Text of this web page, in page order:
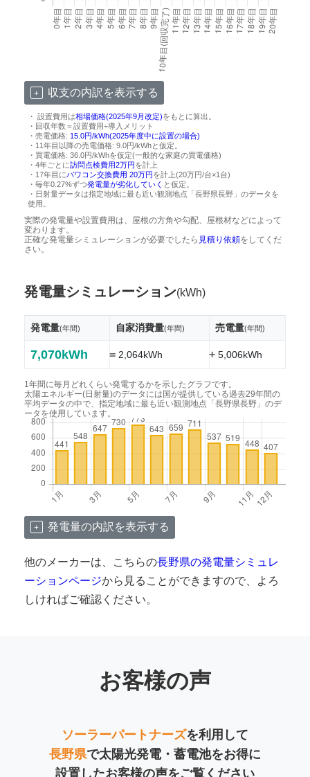
収支の内訳を表示する
・ 設置費用は相場価格(2025年9月改定)をもとに算出。
・回収年数＝設置費用÷導入メリット
・売電価格: 15.0円/kWh(2025年度中に設置の場合)
・11年目以降の売電価格: 9.0円/kWhと仮定。
・買電価格: 36.0円/kWhを仮定(一般的な家庭の買電価格)
・4年ごとに訪問点検費用2万円を計上
・17年目にパワコン交換費用 20万円を計上(20万円/台×1台)
・毎年0.27%ずつ発電量が劣化していく と仮定。
・日射量データは指定地域に最も近い観測地点「長野県長野」のデータを
使用。
実際の発電量や設置費用は、屋根の方角や勾配、屋根材などによって
変わります。
正確な発電量シミュレーションが必要でしたら 見積り依頼をしてくだ
さい。
発電量シミュレーション(kWh)
発電量(年間) 自家消費量(年間) 売電量(年間)
7,070kWh =2,064kWh +5,006kWh
1年間に毎月どれくらい発電するかを示したグラフです。
太陽エネルギー(日射量)のデータには国が提供している過去29年間の
平均データの中で、指定地域に最も近い観測地点「長野県長野」のデ
ータを使用しています。
発電量の内訳を表示する
他のメーカーは、こちらの長野県の発電量シミュレ
ーションページから見ることができますので、よろ
しければご確認ください。
お客様の声
ソーラーパートナーズを利用して
長野県で太陽光発電・蓄電池をお得に
設置したお客様の声をご覧ください